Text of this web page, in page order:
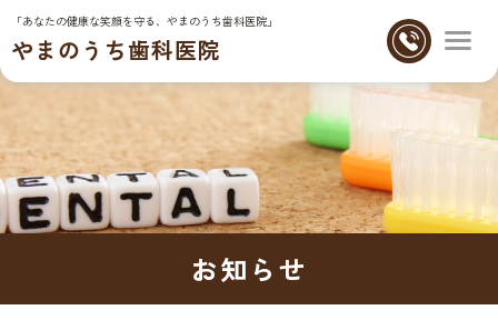
「あなたの健康な笑顔を守る、やまのうち歯科医院」
やまのうち歯科医院
お知らせ